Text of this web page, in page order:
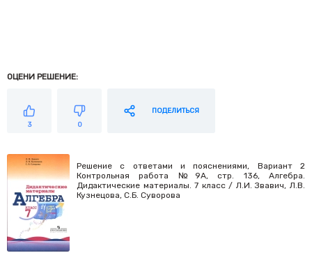
ОЦЕНИ РЕШЕНИЕ:
3 0
ПОДЕЛИТЬСЯ
Решение с ответами и пояснениями, Вариант 2
Контрольная работа №9А, стр. 136, Алгебра.
Дидактические материалы. 7 класс / Л.И. Звавич, Л.В.
Кузнецова, С.Б. Суворова